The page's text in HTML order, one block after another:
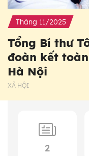
Tháng 11/2025
Tổng Bí thư
đoàn kết
Hà Nội
XÃ HỘI
2